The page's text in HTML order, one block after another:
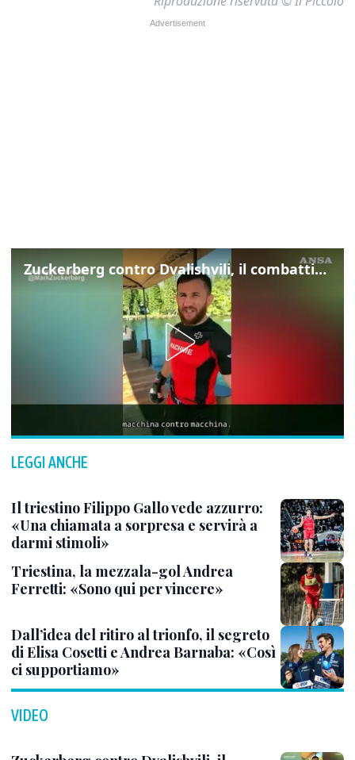
Zuckerberg contro Dvalishvili, il combattimento in mezzo a un lago
LEGGI ANCHE
Il triestino Filippo Gallo vede azzurro:
«Una chiamata a sorpresa e servirà a
darmi stimoli»
Triestina, la mezzala-gol Andrea
Ferretti: «Sono qui per vincere»
Dall’idea del ritiro al trionfo, il segreto
di Elisa Cosetti e Andrea Barnaba: «Così
ci supportiamo»
VIDEO